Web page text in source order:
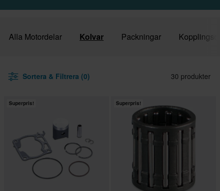
Alla Motordelar Kolvar Packningar
Sortera & Filtrera (0) 30 produkter
Superpris! Superpris!